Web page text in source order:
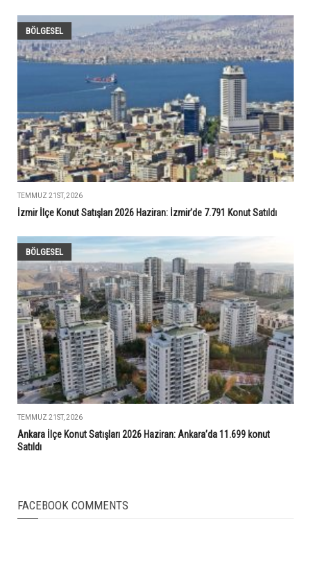
BÖLGESEL
TEMMUZ 21ST, 2026
İzmir İlçe Konut Satışları 2026 Haziran: İzmir’de 7.791 Konut Satıldı
BÖLGESEL
TEMMUZ 21ST, 2026
Ankara İlçe Konut Satışları 2026 Haziran: Ankara’da 11.699 konut
Satıldı
FACEBOOK COMMENTS